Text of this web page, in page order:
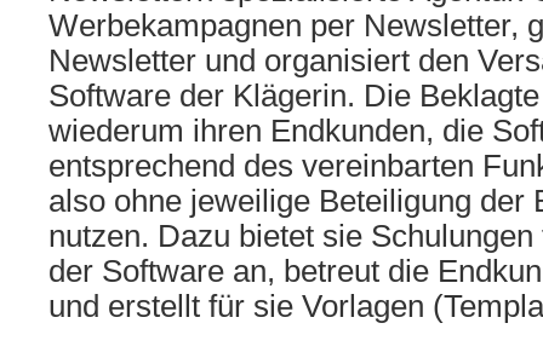
Werbekampagnen per Newsletter,
Newsletter und organisiert den
Software der Klägerin. Die
wiederum ihren Endkunden, die
entsprechend des vereinbarten
also ohne jeweilige Beteiligung der
nutzen. Dazu bietet sie
der Software an, betreut die
und erstellt für sie Vorlagen